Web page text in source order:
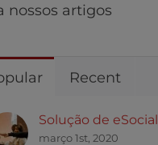
nossos artigos
Recent
Solução de eSocial
março 1st, 2020